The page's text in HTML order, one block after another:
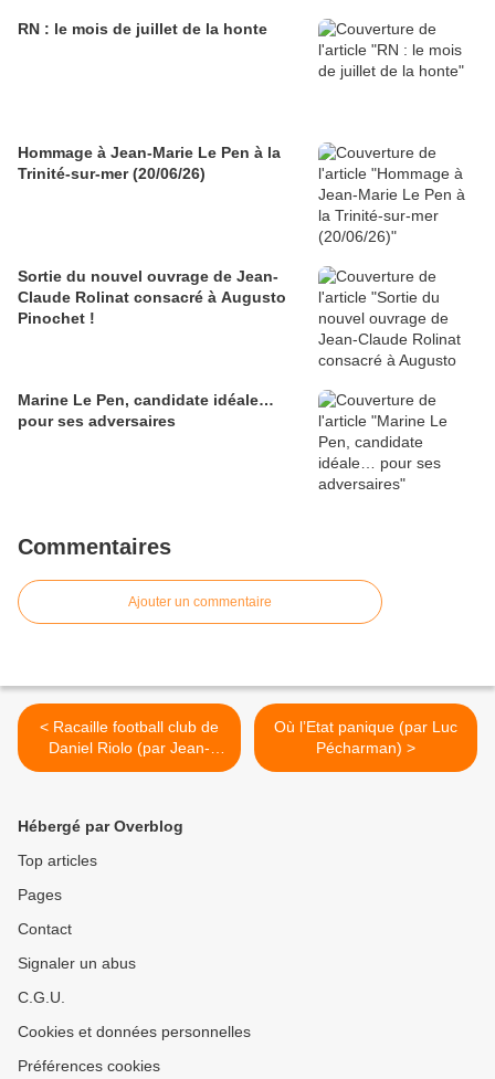
RN : le mois de juillet de la honte
Hommage à Jean-Marie Le Pen à la
Trinité-sur-mer (20/06/26)
Sortie du nouvel ouvrage de Jean-
Claude Rolinat consacré à Augusto
Pinochet !
Marine Le Pen, candidate idéale…
pour ses adversaires
Commentaires
Ajouter un commentaire
< Racaille football club de
Daniel Riolo (par Jean-
Claude Lauret)
Où l’Etat panique (par Luc
Pécharman) >
Hébergé par Overblog
Top articles
Pages
Contact
Signaler un abus
C.G.U.
Cookies et données personnelles
Préférences cookies